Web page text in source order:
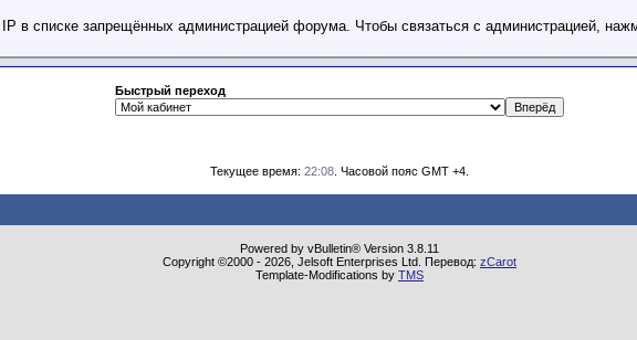
в списке запрещённых администрацией форума. Чтобы связаться с администрацией,
Быстрый переход
Текущее время: 22:08 . Часовой пояс GMT +4.
Powered by vBulletin® Version 3.8.11
Copyright ©2000 - 2026, Jelsoft Enterprises Ltd. Перевод: zCarot
Template-Modifications by TMS